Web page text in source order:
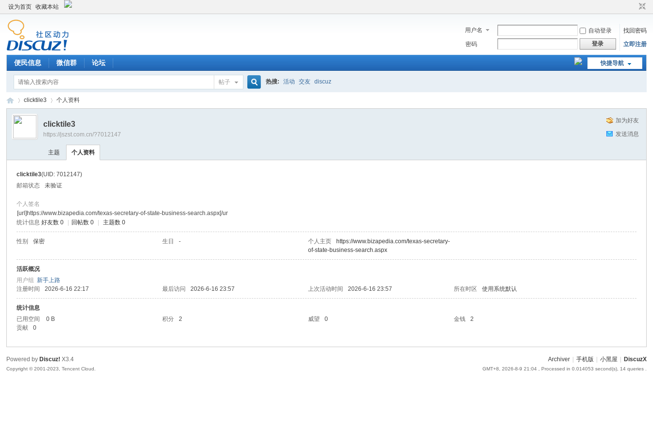
设为首页 收藏本站
用户名 自动登录
找回密码
密码
登录 立即注册
快捷导航
便民信息 微信群 论坛
帖子 热搜: 活动 交友 discuz
›
clicktile3 个人资料
加为好友
发送消息
clicktile3
https://jszst.com.cn/?7012147
主题 个人资料
clicktile3(UID: 7012147)
邮箱状态
未验证
个人签名
[url]https://www.bizapedia.com/texas-secretary-of-state-business-search.aspx[/ur
统计信息 好友数 0 回帖数 0 主题数 0
性别 保密 生日 - 个人主页
https://www.bizapedia.com/texas-secretary-
of-state-business-search.aspx
活跃概况
用户组新手上路
注册时间
2026-6-16 22:17 最后访问 2026-6-16 23:57 上次活动时间 2026-6-16 23:57 所在时区 使用系统默认
统计信息
已用空间
0 B 积分 2 威望 0 金钱
2
贡献
0
Archiver 手机版 小黑屋 DiscuzX
GMT+8, 2026-8-9 21:04, Processed in 0.014053 second(s), 14 queries .
Powered by Discuz! X3.4
Copyright © 2001-2023, Tencent Cloud.